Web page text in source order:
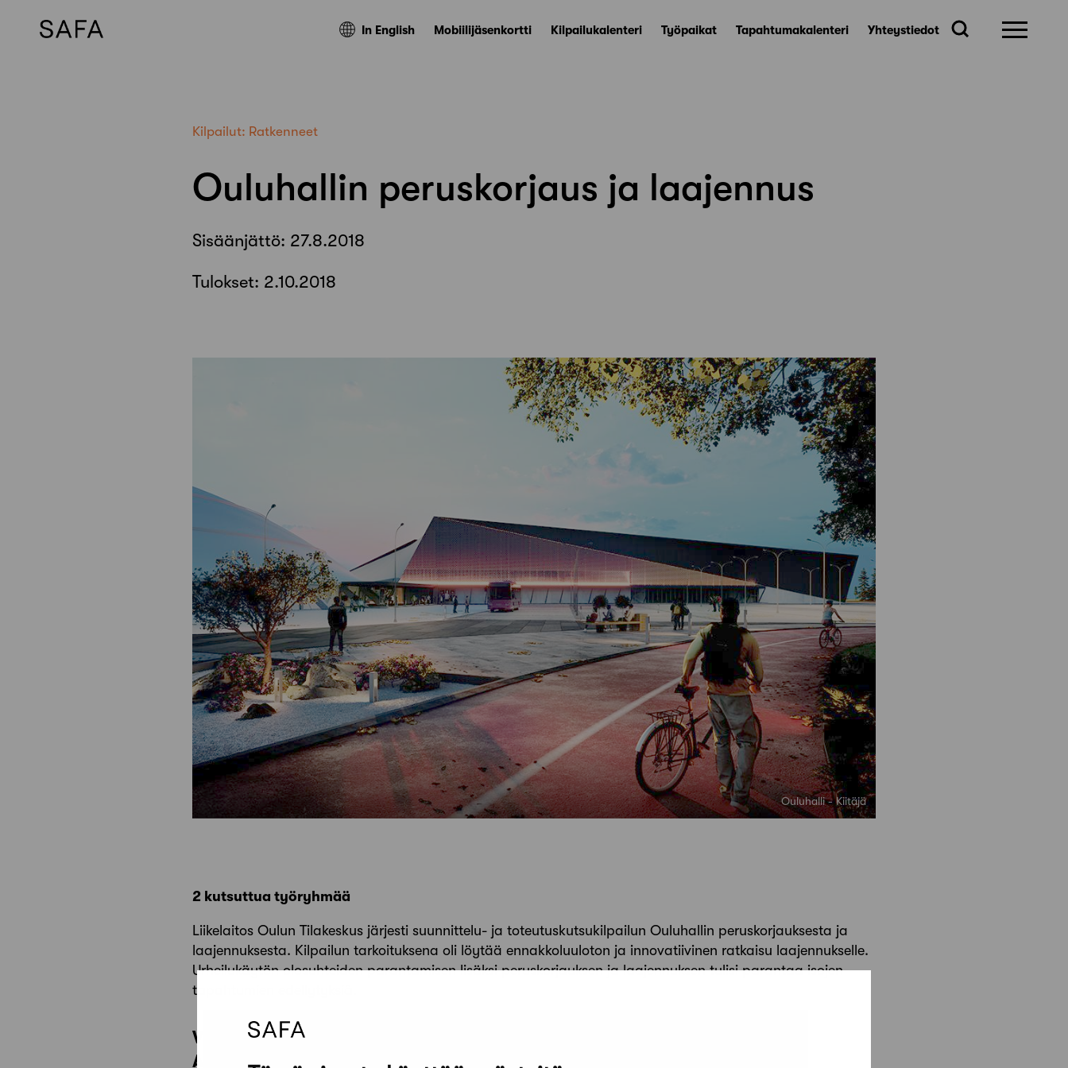
In English Mobiilijäsenkortti Kilpailukalenteri Työpaikat Tapahtumakalenteri Yhteystiedot
Kilpailut: Ratkenneet
Ouluhallin peruskorjaus ja laajennus
Sisäänjättö: 27.8.2018
Tulokset: 2.10.2018
Ouluhalli - Kiitäjä
2 kutsuttua työryhmää
Liikelaitos Oulun Tilakeskus järjesti suunnittelu- ja toteutuskutsukilpailun Ouluhallin peruskorjauksesta ja
laajennuksesta. Kilpailun tarkoituksena oli löytää ennakkoluuloton ja innovatiivinen ratkaisu laajennukselle.
Urheilukäytön olosuhteiden parantamisen lisäksi peruskorjauksen ja laajennuksen tulisi parantaa isojen
tapahtumien edellytyksiä.
VoittajaKiitäjä
Arkkitehdit Kontukoski Oy